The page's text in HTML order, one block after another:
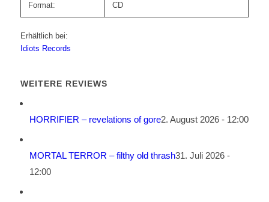
Format: CD
Erhältlich bei:
Idiots Records
WEITERE REVIEWS
HORRIFIER – revelations of gore2. August 2026 - 12:00
MORTAL TERROR – filthy old thrash31. Juli 2026 -
12:00